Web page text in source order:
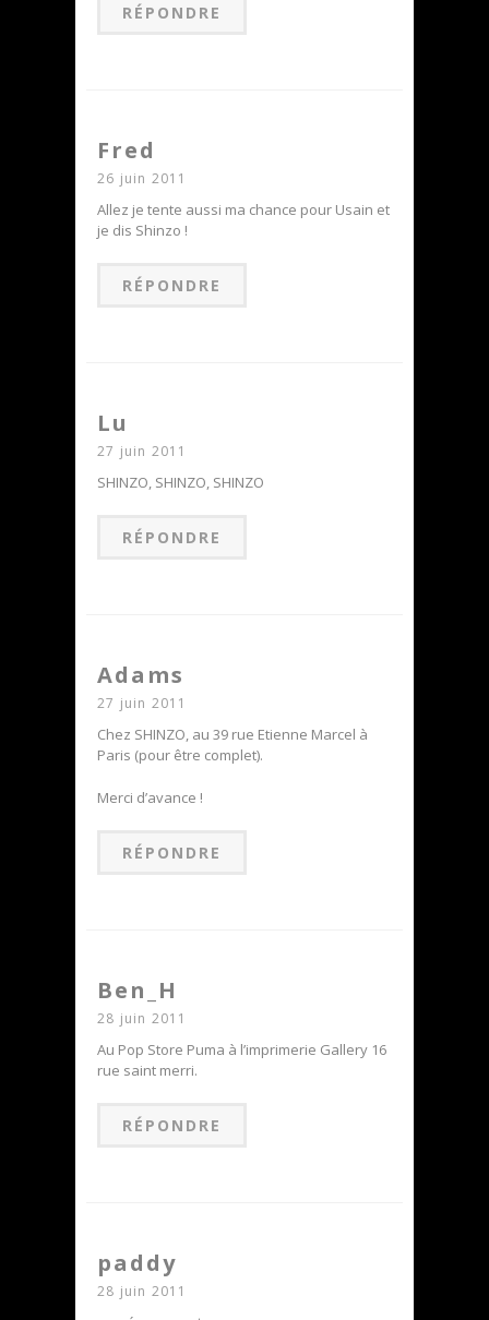
RÉPONDRE
Fred
26 juin 2011
Allez je tente aussi ma chance pour Usain et
je dis Shinzo !
RÉPONDRE
Lu
27 juin 2011
SHINZO, SHINZO, SHINZO
RÉPONDRE
Adams
27 juin 2011
Chez SHINZO, au 39 rue Etienne Marcel à
Paris (pour être complet).
Merci d’avance !
RÉPONDRE
Ben_H
28 juin 2011
Au Pop Store Puma à l’imprimerie Gallery 16
rue saint merri.
RÉPONDRE
paddy
28 juin 2011